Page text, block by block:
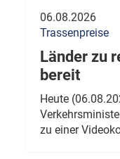
06.08.2026
Trassenpreise
Länder zu
bereit
Heute
zu einer